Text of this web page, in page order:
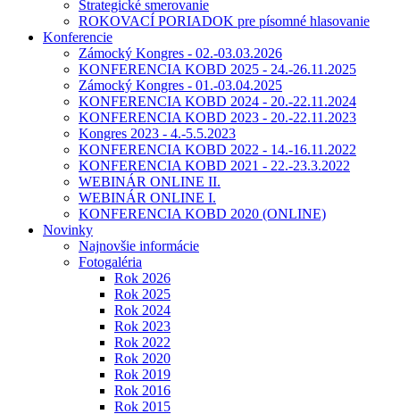
Strategické smerovanie
ROKOVACÍ PORIADOK pre písomné hlasovanie
Konferencie
Zámocký Kongres - 02.-03.03.2026
KONFERENCIA KOBD 2025 - 24.-26.11.2025
Zámocký Kongres - 01.-03.04.2025
KONFERENCIA KOBD 2024 - 20.-22.11.2024
KONFERENCIA KOBD 2023 - 20.-22.11.2023
Kongres 2023 - 4.-5.5.2023
KONFERENCIA KOBD 2022 - 14.-16.11.2022
KONFERENCIA KOBD 2021 - 22.-23.3.2022
WEBINÁR ONLINE II.
WEBINÁR ONLINE I.
KONFERENCIA KOBD 2020 (ONLINE)
Novinky
Najnovšie informácie
Fotogaléria
Rok 2026
Rok 2025
Rok 2024
Rok 2023
Rok 2022
Rok 2020
Rok 2019
Rok 2016
Rok 2015